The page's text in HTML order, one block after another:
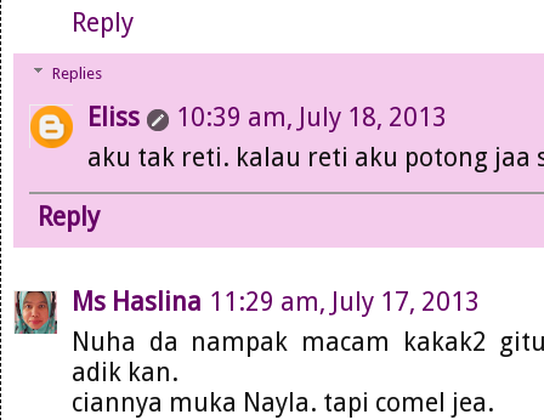
Reply
Replies
Eliss
10:39 am, July 18, 2013
aku tak reti. kalau reti aku potong jaa
Reply
Ms Haslina 11:29 am, July 17, 2013
Nuha da nampak macam kakak2
adik kan.
ciannya muka Nayla. tapi comel jea.